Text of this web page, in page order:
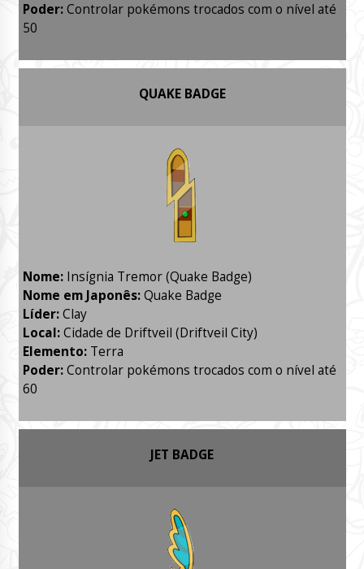
Poder:Controlar pokémons trocados com o nível até
50
QUAKE BADGE
Nome:Insígnia Tremor (Quake Badge)
Nome em Japonês:Quake Badge
Líder:Clay
Local:Cidade de Driftveil (Driftveil City)
Elemento:Terra
Poder:Controlar pokémons trocados com o nível até
60
JET BADGE